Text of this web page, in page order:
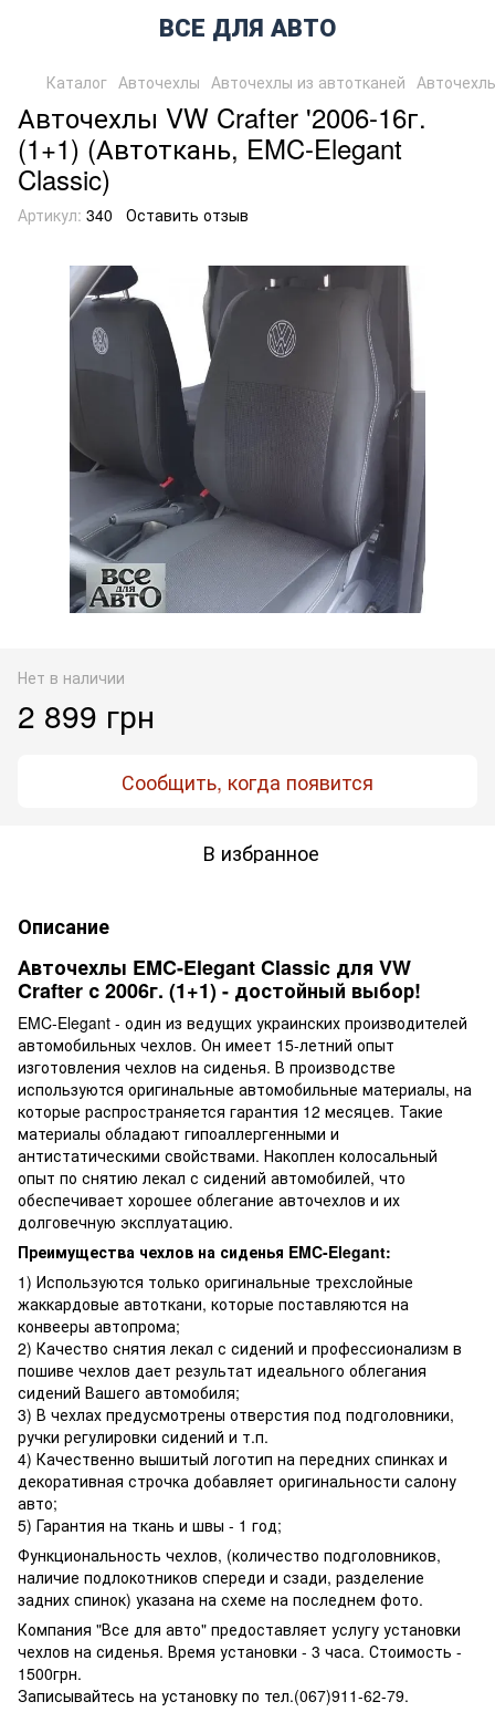
ВСЕ ДЛЯ АВТО
Каталог Авточехлы Авточехлы из автотканей
Авточехлы VW Crafter '2006-16г.
(1+1) (Автоткань, EMC-Elegant
Classic)
Артикул: 340 Оставить отзыв
Нет в наличии
2 899 грн
Сообщить, когда появится
В избранное
Описание
Авточехлы EMC-Elegant Classic для VW
Crafter с 2006г. (1+1) - достойный выбор!
EMC-Elegant - один из ведущих украинских производителей
автомобильных чехлов. Он имеет 15-летний опыт
изготовления чехлов на сиденья. В производстве
используются оригинальные автомобильные материалы, на
которые распространяется гарантия 12 месяцев. Такие
материалы обладают гипоаллергенными и
антистатическими свойствами. Накоплен колосальный
опыт по снятию лекал с сидений автомобилей, что
обеспечивает хорошее облегание авточехлов и их
долговечную эксплуатацию.
Преимущества чехлов на сиденья EMC-Elegant:
1) Используются только оригинальные трехслойные
жаккардовые автоткани, которые поставляются на
конвееры автопрома;
2) Качество снятия лекал с сидений и профессионализм в
пошиве чехлов дает результат идеального облегания
сидений Вашего автомобиля;
3) В чехлах предусмотрены отверстия под подголовники,
ручки регулировки сидений и т.п.
4) Качественно вышитый логотип на передних спинках и
декоративная строчка добавляет оригинальности салону
авто;
5) Гарантия на ткань и швы - 1 год;
Функциональность чехлов, (количество подголовников,
наличие подлокотников спереди и сзади, разделение
задних спинок) указана на схеме на последнем фото.
Компания "Все для авто" предоставляет услугу установки
чехлов на сиденья. Время установки - 3 часа. Стоимость -
1500грн.
Записывайтесь на установку по тел.(067)911-62-79.